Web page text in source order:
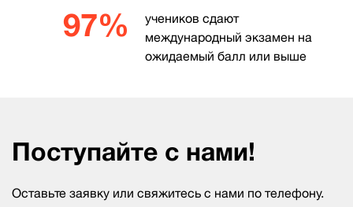
97%
учеников сдают
международный экзамен на
ожидаемый балл или выше
Поступайте с нами!
Оставьте заявку или свяжитесь с нами по телефону.